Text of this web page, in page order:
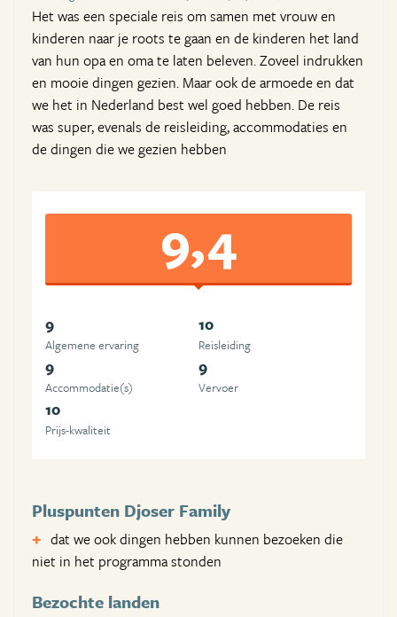
Het was een speciale reis om samen met vrouw en
kinderen naar je roots te gaan en de kinderen het land
van hun opa en oma te laten beleven. Zoveel indrukken
en mooie dingen gezien. Maar ook de armoede en dat
we het in Nederland best wel goed hebben. De reis
was super, evenals de reisleiding, accommodaties en
de dingen die we gezien hebben
9,4
9
Algemene ervaring
10
Reisleiding
9
Accommodatie(s)
9
Vervoer
10
Prijs-kwaliteit
Pluspunten Djoser Family
dat we ook dingen hebben kunnen bezoeken die
niet in het programma stonden
Bezochte landen